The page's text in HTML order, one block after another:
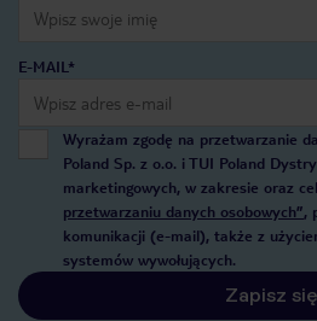
E-MAIL*
Wyrażam zgodę na przetwarzanie
Poland Sp. z o.o. i TUI Poland
marketingowych, w zakresie oraz
przetwarzaniu danych osobowych”,
komunikacji (e-mail), także z
systemów wywołujących.
Zapisz się